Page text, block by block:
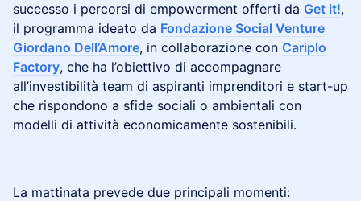
successo i percorsi di empowerment offerti da Get it!,
il programma ideato da Fondazione Social Venture
Giordano Dell’Amore, in collaborazione con Cariplo
Factory, che ha l’obiettivo di accompagnare
all’investibilità team di aspiranti imprenditori e start-up
che rispondono a sfide sociali o ambientali con
modelli di attività economicamente sostenibili.
​​La mattinata prevede due principali momenti: